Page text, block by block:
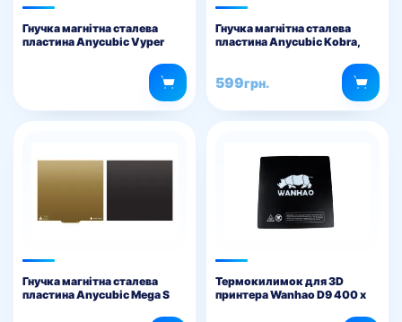
Гнучка магнітна сталева
пластина Anycubic Vyper
Гнучка магнітна сталева
пластина Anycubic Kobra,
599грн.
Гнучка магнітна сталева
пластина Anycubic Mega S
Термокилимок для 3D
принтера Wanhao D9 400 х